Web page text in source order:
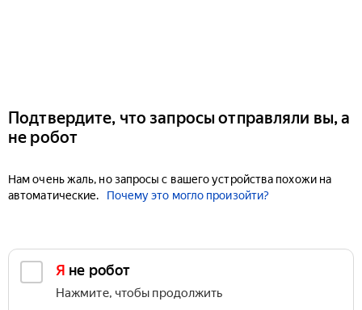
Подтвердите, что запросы отправляли вы, а
не робот
Нам очень жаль, но запросы с вашего устройства похожи на
автоматические.
Почему это могло произойти?
Я не робот
Нажмите, чтобы продолжить